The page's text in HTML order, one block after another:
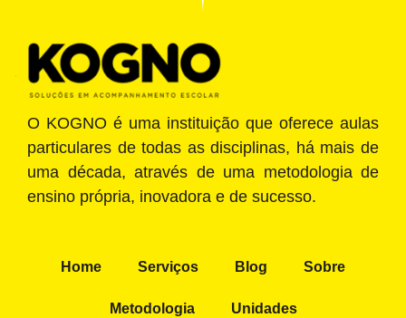
O KOGNO é uma instituição que oferece aulas
particulares de todas as disciplinas, há mais de
uma década, através de uma metodologia de
ensino própria, inovadora e de sucesso.
Home Serviços Blog Sobre
Metodologia Unidades